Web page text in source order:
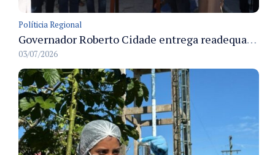
Políticia Regional
Governador Roberto Cidade entrega readequação do ambulatório da FCecon e amplia capacidade de atendimento oncológico em Manaus
03/07/2026